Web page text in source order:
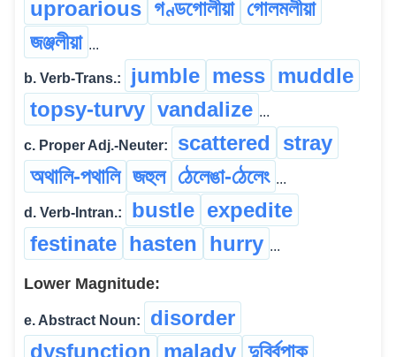
uproarious গণ্ডগোলীয়া গোলমলীয়া
জঞ্জলীয়া ...
b. Verb-Trans.: jumble mess muddle
topsy-turvy vandalize ...
c. Proper Adj.-Neuter: scattered
stray
অথালি-পথালি জহুল ঠেলেঙা-ঠেলেং ...
d. Verb-Intran.: bustle expedite
festinate hasten hurry ...
Lower Magnitude:
e. Abstract Noun:
disorder
dysfunction malady দুৰ্ব্বিপাক